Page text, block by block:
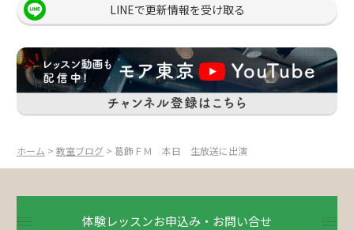
LINEで更新情報を受け取る
ホーム > 教室ブログ > 葛飾ＦＭ 本日 生放送に出演
体験レッスンお申込み・お問い合せ